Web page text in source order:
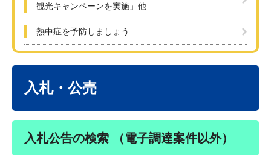
観光キャンペーンを実施」他
熱中症を予防しましょう
入札・公売
入札公告の検索 （電子調達案件以外）